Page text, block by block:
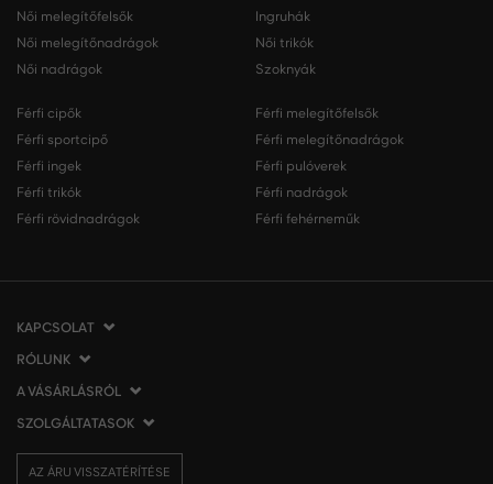
Női melegítőfelsők
Női melegítőnadrágok
Női nadrágok
Ingruhák
Női trikók
Szoknyák
Férfi cipők
Férfi sportcipő
Férfi ingek
Férfi trikók
Férfi rövidnadrágok
Férfi melegítőfelsők
Férfi melegítőnadrágok
Férfi pulóverek
Férfi nadrágok
Férfi fehérneműk
KAPCSOLAT
VERMONT Services Slovakia s. r. o.
Vlčie hrdlo 53
821 07 Bratislava
tel.: 06 1 901 1901
RÓLUNK
Cégünkről
Elérhetőség
Affiliate
A VÁSÁRLÁSRÓL
A vásárlás menete
Általános szerződési feltételek
Az áru visszatérítése/visszáru
SZOLGÁLTATASOK
Szállítás és fizetés
AZ ÁRU VISSZATÉRÍTÉSE